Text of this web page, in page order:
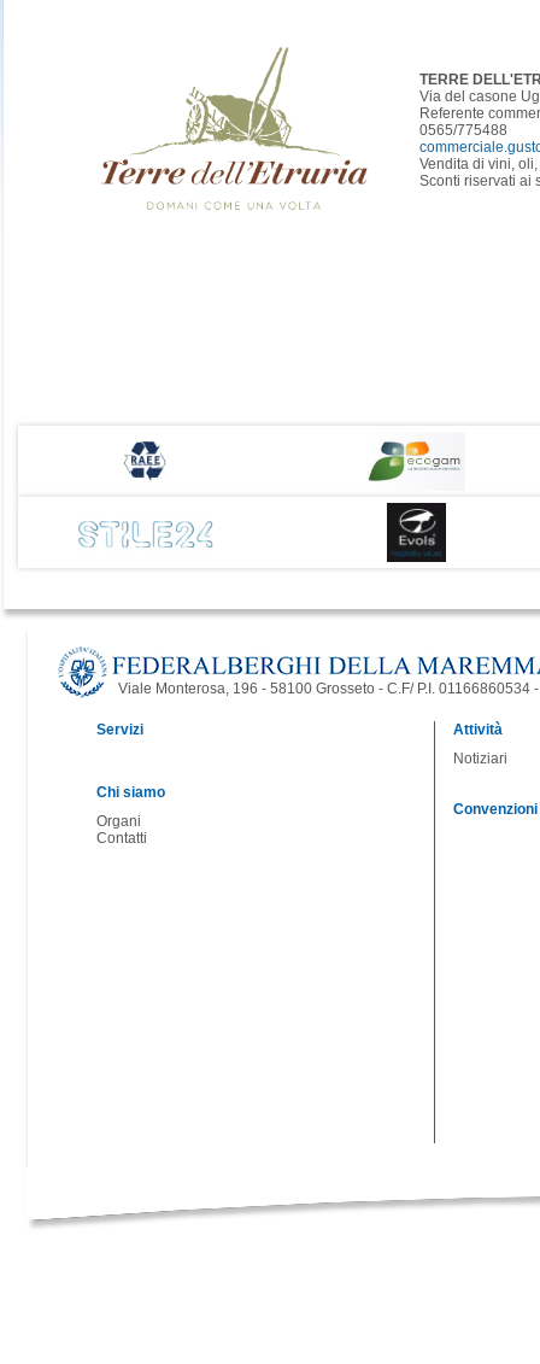
TERRE
Via del casone
Referente
0565/775488
Vendita di vini,
Sconti riservati ai
Viale Monterosa, 196 - 58100 Grosseto - C.F/ P.I.
Servizi
Chi siamo
Organi
Contatti
Attività
Notiziari
Convenzioni